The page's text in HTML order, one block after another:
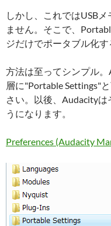
しかし、これではUSB
ません。そこで、
ジだけでポータブル化す
方法は至ってシンプル
層に"Portable Settings"
さい。以後、Audacity
うになります。
Preferences (Audacity